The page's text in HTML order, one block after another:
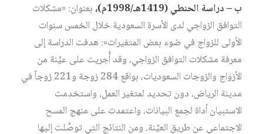
ب – دراسة الحنطي (1419هـ/1998م)،
بعنوان: «مشكلات
التوافق الزواجي لدى الأسرة السعودية خلال الخمس سنوات
الأولى للزواج في ضوء بعض المتغيرات»: هدفت الدراسة إلى
معرفة مشكلات التوافق الزواجي، وقد أُجريت على عيِّنة من
الأزواج والزوجات السعوديات، بواقع 284 زوجة و221 زوجاً في
مدينة الرياض، دون تحديد لمتغير العمل، واستخدمت
الاستبيان أداة لجمع البيانات، واعتمدت على منهج المسح
الاجتماعي عن طريق العيِّنة. ومن النتائج التي توصَّلت إليها